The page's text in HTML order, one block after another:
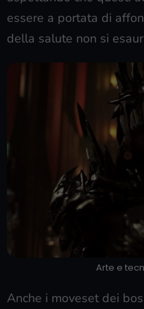
essere a portata di
della salute non si
Arte e
Anche i moveset dei